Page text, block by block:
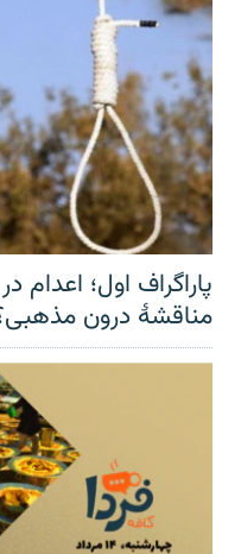
پاراگراف اول؛ اعدام
مناقشهٔ درون